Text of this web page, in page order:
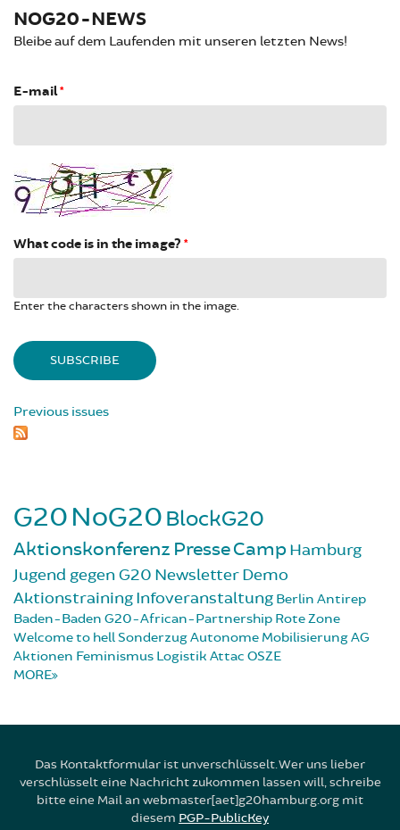
NOG20-NEWS
Bleibe auf dem Laufenden mit unseren letzten News!
E-mail*
What code is in the image? *
Enter the characters shown in the image.
Previous issues
G20NoG20 BlockG20
Aktionskonferenz PresseCampHamburg
Jugend gegen G20 NewsletterDemo
AktionstrainingInfoveranstaltung Berlin Antirep
Baden-Baden G20-African-Partnership Rote Zone
Welcome to hellSonderzugAutonome MobilisierungAG
Aktionen Feminismus Logistik Attac OSZE
MORE
Das Kontaktformular ist unverschlüsselt. Wer uns lieber
verschlüsselt eine Nachricht zukommen lassen will, schreibe
bitte eine Mail an webmaster[aet]g20hamburg.org mit
diesem PGP-PublicKey